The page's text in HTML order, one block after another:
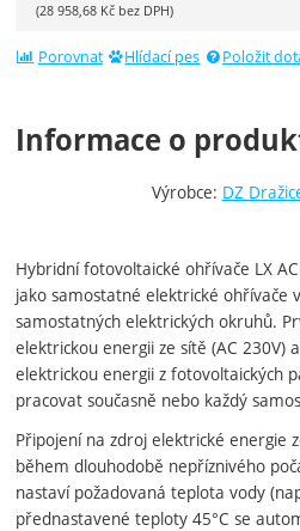
(28 958,68 Kč bez DPH)
Porovnat Hlídací pes Položit
Informace o
Výrobce: DZ
Hybridní fotovoltaické ohřívače LX
jako samostatné elektrické ohřívače
samostatných elektrických okruhů.
elektrickou energii ze sítě (AC 230V)
elektrickou energii z fotovoltaických
pracovat současně nebo každý
Připojení na zdroj elektrické energie
během dlouhodobě nepříznivého
nastaví požadovaná teplota vody
přednastavené teploty 45°C se